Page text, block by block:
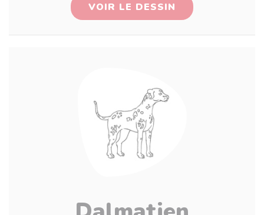
VOIR LE DESSIN